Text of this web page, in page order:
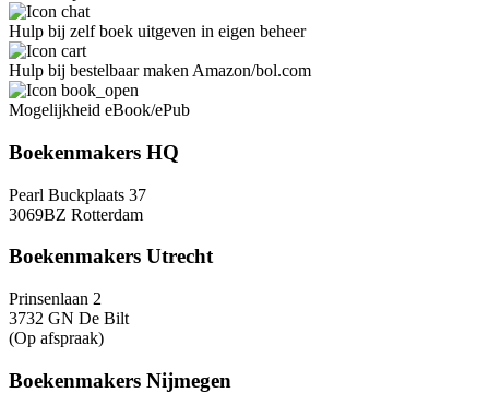
Hulp bij zelf boek uitgeven in eigen beheer
Hulp bij bestelbaar maken Amazon/bol.com
Mogelijkheid eBook/ePub
Boekenmakers HQ
Pearl Buckplaats 37
3069BZ Rotterdam
Boekenmakers Utrecht
Prinsenlaan 2
3732 GN De Bilt
(Op afspraak)
Boekenmakers Nijmegen